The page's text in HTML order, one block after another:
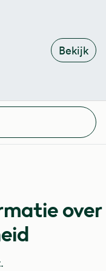
Bekijk
over